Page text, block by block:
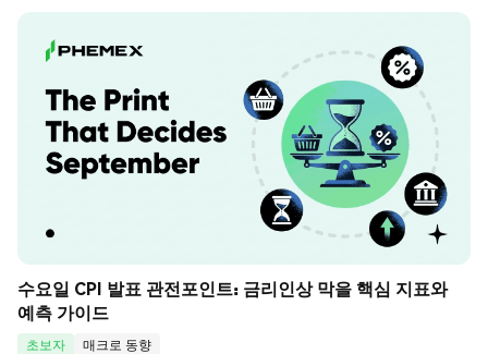
수요일 CPI 발표 관전포인트: 금리인상 막을 핵심 지표와
예측 가이드
초보자
매크로 동향